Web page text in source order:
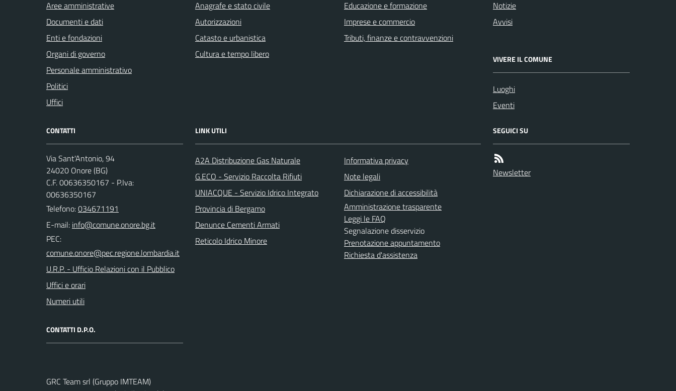
Aree amministrative
Documenti e dati
Enti e fondazioni
Organi di governo
Personale amministrativo
Politici
Uffici
Anagrafe e stato civile
Autorizzazioni
Catasto e urbanistica
Cultura e tempo libero
Educazione e formazione
Imprese e commercio
Tributi, finanze e contravvenzioni
Notizie
Avvisi
VIVERE IL COMUNE
Luoghi
Eventi
CONTATTI
Via Sant'Antonio, 94
24020 Onore (BG)
C.F. 00636350167 - P.Iva:
00636350167
Telefono:034671191
E-mail:
PEC:
U.R.P. - Ufficio Relazioni con il Pubblico
Uffici e orari
Numeri utili
CONTATTI D.P.O.
GRC Team srl (Gruppo IMTEAM)
LINK UTILI
A2A Distribuzione Gas Naturale
G.ECO - Servizio Raccolta Rifiuti
UNIACQUE - Servizio Idrico Integrato
Provincia di Bergamo
Denunce Cementi Armati
Reticolo Idrico Minore
Informativa privacy
Note legali
Dichiarazione di accessibilità
Amministrazione trasparente
Leggi le FAQ
Segnalazione disservizio
Prenotazione appuntamento
Richiesta d'assistenza
SEGUICI SU
Newsletter